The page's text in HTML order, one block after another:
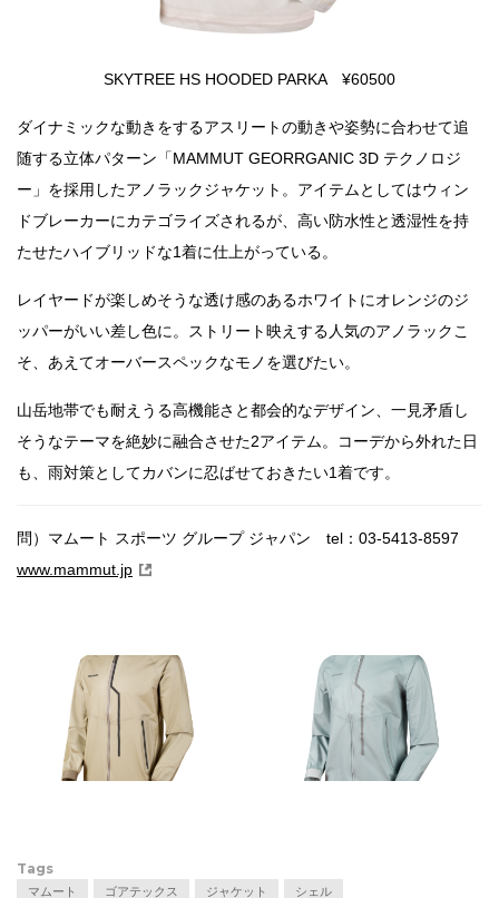
SKYTREE HS HOODED PARKA ¥60500
ダイナミックな動きをするアスリートの動きや姿勢に合わせて追
随する立体パターン「MAMMUT GEORRGANIC 3D テクノロジ
ー」を採用したアノラックジャケット。アイテムとしてはウィン
ドブレーカーにカテゴライズされるが、高い防水性と透湿性を持
たせたハイブリッドな1着に仕上がっている。
レイヤードが楽しめそうな透け感のあるホワイトにオレンジのジ
ッパーがいい差し色に。ストリート映えする人気のアノラックこ
そ、あえてオーバースペックなモノを選びたい。
山岳地帯でも耐えうる高機能さと都会的なデザイン、一見矛盾し
そうなテーマを絶妙に融合させた2アイテム。コーデから外れた日
も、雨対策としてカバンに忍ばせておきたい1着です。
問）マムート スポーツ グループ ジャパン tel：03-5413-8597
www.mammut.jp
Tags
マムート ゴアテックス ジャケット シェル